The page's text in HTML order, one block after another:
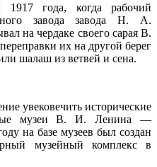
1917 года, когда рабочий
завода завода Н. А.
на чердаке своего сарая В.
их на другой берег
шалаш из ветвей и сена.
увековечить исторические
музеи В. И. Ленина —
на базе музеев был создан
музейный комплекс в